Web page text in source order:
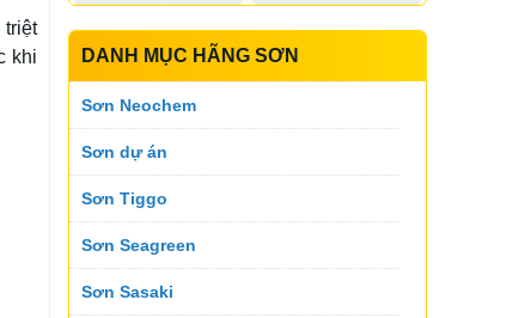
khi
Sơn Pspaint Sơn Vinashield
Sơn Zace
DANH MỤC HÃNG SƠN
Sơn Neochem
Sơn dự án
Sơn Tiggo
Sơn Seagreen
Sơn Sasaki